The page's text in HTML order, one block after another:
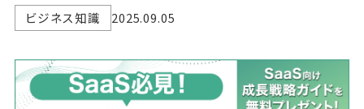
ビジネス知識 2025.09.05